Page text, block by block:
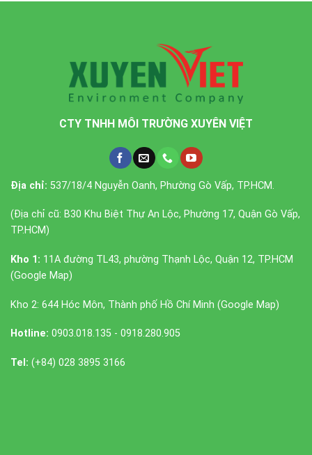
CTY TNHH MÔI TRƯỜNG XUYÊN VIỆT
Địa chỉ: 537/18/4 Nguyễn Oanh, Phường Gò Vấp, TP.HCM.
(Địa chỉ cũ: B30 Khu Biệt Thự An Lộc, Phường 17, Quận Gò Vấp,
TP.HCM)
Kho 1: 11A đường TL43, phường Thạnh Lộc, Quận 12, TP.HCM
(Google Map)
Kho 2: 644 Hóc Môn, Thành phố Hồ Chí Minh (Google Map)
Hotline: 0903.018.135 - 0918.280.905
Tel: (+84) 028 3895 3166